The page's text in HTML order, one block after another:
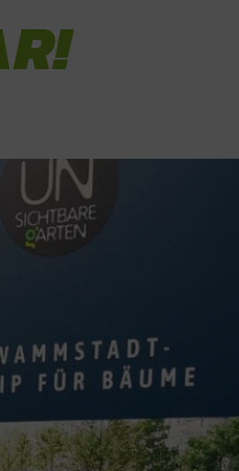
nahmen teil
Herzogenburg und
bez. der